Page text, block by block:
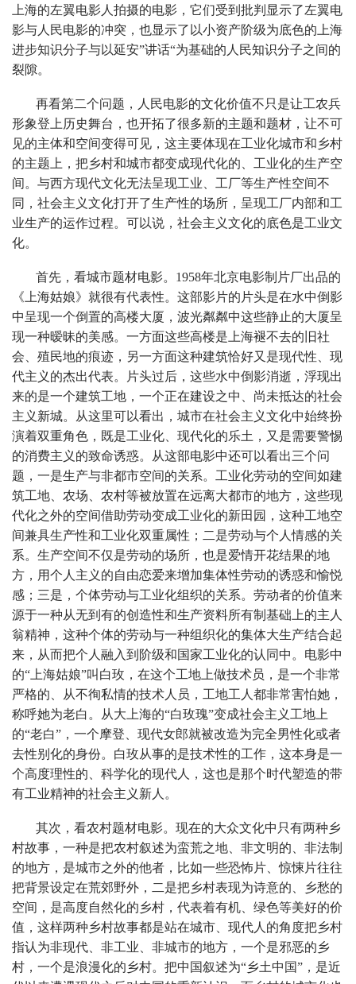
上海的左翼电影人拍摄的电影，它们受到批判显示了左翼电
影与人民电影的冲突，也显示了以小资产阶级为底色的上海
进步知识分子与以延安”讲话“为基础的人民知识分子之间的
裂隙。
再看第二个问题，人民电影的文化价值不只是让工农兵
形象登上历史舞台，也开拓了很多新的主题和题材，让不可
见的主体和空间变得可见，这主要体现在工业化城市和乡村
的主题上，把乡村和城市都变成现代化的、工业化的生产空
间。与西方现代文化无法呈现工业、工厂等生产性空间不
同，社会主义文化打开了生产性的场所，呈现工厂内部和工
业生产的运作过程。可以说，社会主义文化的底色是工业文
化。
首先，看城市题材电影。1958年北京电影制片厂出品的
《上海姑娘》就很有代表性。这部影片的片头是在水中倒影
中呈现一个倒置的高楼大厦，波光粼粼中这些静止的大厦呈
现一种暧昧的美感。一方面这些高楼是上海褪不去的旧社
会、殖民地的痕迹，另一方面这种建筑恰好又是现代性、现
代主义的杰出代表。片头过后，这些水中倒影消逝，浮现出
来的是一个建筑工地，一个正在建设之中、尚未抵达的社会
主义新城。从这里可以看出，城市在社会主义文化中始终扮
演着双重角色，既是工业化、现代化的乐土，又是需要警惕
的消费主义的致命诱惑。从这部电影中还可以看出三个问
题，一是生产与非都市空间的关系。工业化劳动的空间如建
筑工地、农场、农村等被放置在远离大都市的地方，这些现
代化之外的空间借助劳动变成工业化的新田园，这种工地空
间兼具生产性和工业化双重属性；二是劳动与个人情感的关
系。生产空间不仅是劳动的场所，也是爱情开花结果的地
方，用个人主义的自由恋爱来增加集体性劳动的诱惑和愉悦
感；三是，个体劳动与工业化组织的关系。劳动者的价值来
源于一种从无到有的创造性和生产资料所有制基础上的主人
翁精神，这种个体的劳动与一种组织化的集体大生产结合起
来，从而把个人融入到阶级和国家工业化的认同中。电影中
的“上海姑娘”叫白玫，在这个工地上做技术员，是一个非常
严格的、从不徇私情的技术人员，工地工人都非常害怕她，
称呼她为老白。从大上海的“白玫瑰”变成社会主义工地上
的“老白”，一个摩登、现代女郎就被改造为完全男性化或者
去性别化的身份。白玫从事的是技术性的工作，这本身是一
个高度理性的、科学化的现代人，这也是那个时代塑造的带
有工业精神的社会主义新人。
其次，看农村题材电影。现在的大众文化中只有两种乡
村故事，一种是把农村叙述为蛮荒之地、非文明的、非法制
的地方，是城市之外的他者，比如一些恐怖片、惊悚片往往
把背景设定在荒郊野外，二是把乡村表现为诗意的、乡愁的
空间，是高度自然化的乡村，代表着有机、绿色等美好的价
值，这样两种乡村故事都是站在城市、现代人的角度把乡村
指认为非现代、非工业、非城市的地方，一个是邪恶的乡
村，一个是浪漫化的乡村。把中国叙述为“乡土中国”，是近